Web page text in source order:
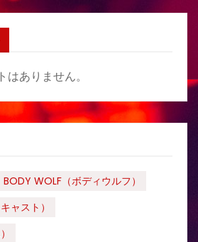
ありません。
BODY WOLF（ボディウルフ）
ャスト）